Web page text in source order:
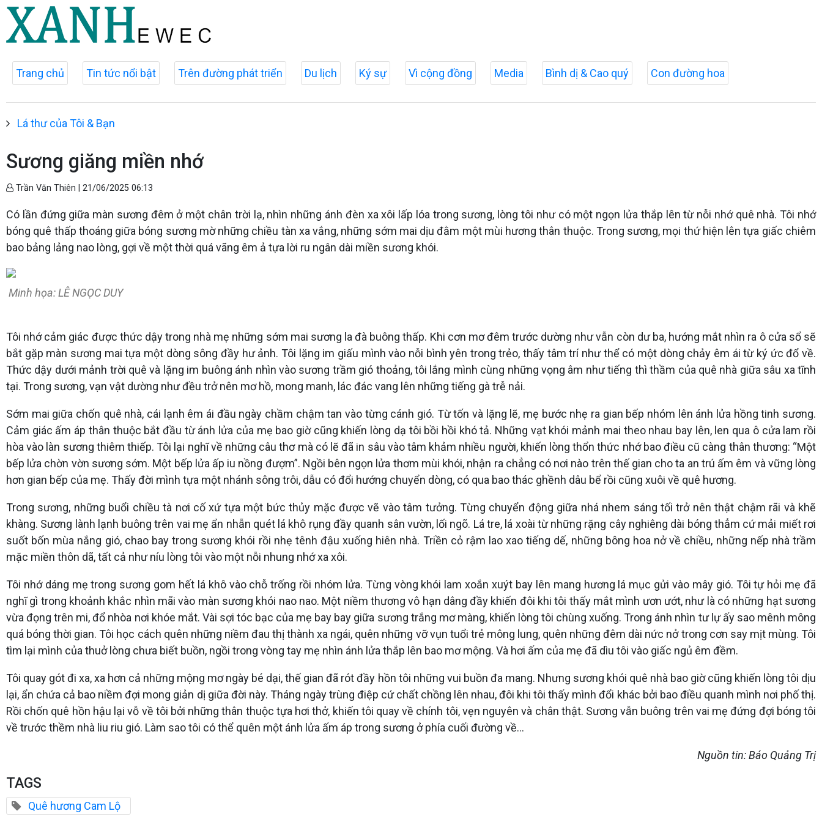
Trang chủ Tin tức nổi bật Trên đường phát triển Du lịch Ký sự Vì cộng đồng Media Bình dị & Cao quý Con đường hoa
Lá thư của Tôi & Bạn
Sương giăng miền nhớ
Trần Văn Thiên | 21/06/2025 06:13
Có lần đứng giữa màn sương đêm ở một chân trời lạ, nhìn những ánh đèn xa xôi lấp lóa trong sương, lòng tôi như có một ngọn lửa thắp lên từ nỗi nhớ quê nhà. Tôi nhớ
bóng quê thấp thoáng giữa bóng sương mờ những chiều tàn xa vắng, những sớm mai dịu đằm một mùi hương thân thuộc. Trong sương, mọi thứ hiện lên tựa giấc chiêm
bao bảng lảng nao lòng, gợi về một thời quá vãng êm ả tựa lời ru ngân dài miền sương khói.
Minh họa: LÊ NGỌC DUY
Tôi nhớ cảm giác được thức dậy trong nhà mẹ những sớm mai sương la đà buông thấp. Khi cơn mơ đêm trước dường như vẫn còn dư ba, hướng mắt nhìn ra ô cửa sổ sẽ
bắt gặp màn sương mai tựa một dòng sông đầy hư ảnh. Tôi lặng im giấu mình vào nỗi bình yên trong trẻo, thấy tâm trí như thể có một dòng chảy êm ái từ ký ức đổ về.
Thức dậy dưới mảnh trời quê và lặng im buông ánh nhìn vào sương trầm gió thoảng, tôi lắng mình cùng những vọng âm như tiếng thì thầm của quê nhà giữa sâu xa tĩnh
tại. Trong sương, vạn vật dường như đều trở nên mơ hồ, mong manh, lác đác vang lên những tiếng gà trễ nải.
Sớm mai giữa chốn quê nhà, cái lạnh êm ái đầu ngày chầm chậm tan vào từng cánh gió. Từ tốn và lặng lẽ, mẹ bước nhẹ ra gian bếp nhóm lên ánh lửa hồng tinh sương.
Cảm giác ấm áp thân thuộc bắt đầu từ ánh lửa của mẹ bao giờ cũng khiến lòng dạ tôi bồi hồi khó tả. Những vạt khói mảnh mai theo nhau bay lên, len qua ô cửa lam rồi
hòa vào làn sương thiêm thiếp. Tôi lại nghĩ về những câu thơ mà có lẽ đã in sâu vào tâm khảm nhiều người, khiến lòng thổn thức nhớ bao điều cũ càng thân thương: “Một
bếp lửa chờn vờn sương sớm. Một bếp lửa ấp iu nồng đượm”. Ngồi bên ngọn lửa thơm mùi khói, nhận ra chẳng có nơi nào trên thế gian cho ta an trú ấm êm và vững lòng
hơn gian bếp của mẹ. Thấy đời mình tựa một nhánh sông trôi, dẫu có đổi hướng chuyển dòng, có qua bao thác ghềnh dâu bể rồi cũng xuôi về quê hương.
Trong sương, những buổi chiều tà nơi cố xứ tựa một bức thủy mặc được vẽ vào tâm tưởng. Từng chuyển động giữa nhá nhem sáng tối trở nên thật chậm rãi và khẽ
khàng. Sương lành lạnh buông trên vai mẹ ẩn nhẫn quét lá khô rụng đầy quanh sân vườn, lối ngõ. Lá tre, lá xoài từ những rặng cây nghiêng dài bóng thẳm cứ mải miết rơi
suốt bốn mùa nắng gió, chao bay trong sương khói rồi nhẹ tênh đậu xuống hiên nhà. Triền cỏ rậm lao xao tiếng dế, những bông hoa nở về chiều, những nếp nhà trầm
mặc miền thôn dã, tất cả như níu lòng tôi vào một nỗi nhung nhớ xa xôi.
Tôi nhớ dáng mẹ trong sương gom hết lá khô vào chỗ trống rồi nhóm lửa. Từng vòng khói lam xoắn xuýt bay lên mang hương lá mục gửi vào mây gió. Tôi tự hỏi mẹ đã
nghĩ gì trong khoảnh khắc nhìn mãi vào màn sương khói nao nao. Một niềm thương vô hạn dâng đầy khiến đôi khi tôi thấy mắt mình ươn ướt, như là có những hạt sương
vừa đọng trên mi, đổ nhòa nơi khóe mắt. Vài sợi tóc bạc của mẹ bay bay giữa sương trắng mơ màng, khiến lòng tôi chùng xuống. Trong ánh nhìn tư lự ấy sao mênh mông
quá bóng thời gian. Tôi học cách quên những niềm đau thị thành xa ngái, quên những vỡ vụn tuổi trẻ mông lung, quên những đêm dài nức nở trong cơn say mịt mùng. Tôi
tìm lại mình của thuở lòng chưa biết buồn, ngồi trong vòng tay mẹ nhìn ánh lửa thắp lên bao mơ mộng. Và hơi ấm của mẹ đã dìu tôi vào giấc ngủ êm đềm.
Tôi quay gót đi xa, xa hơn cả những mộng mơ ngày bé dại, thế gian đã rót đầy hồn tôi những vui buồn đa mang. Nhưng sương khói quê nhà bao giờ cũng khiến lòng tôi dịu
lại, ẩn chứa cả bao niềm đợi mong giản dị giữa đời này. Tháng ngày trùng điệp cứ chất chồng lên nhau, đôi khi tôi thấy mình đổi khác bởi bao điều quanh mình nơi phố thị.
Rồi chốn quê hồn hậu lại vỗ về tôi bởi những thân thuộc tựa hơi thở, khiến tôi quay về chính tôi, vẹn nguyên và chân thật. Sương vẫn buông trên vai mẹ đứng đợi bóng tôi
về trước thềm nhà liu riu gió. Làm sao tôi có thể quên một ánh lửa ấm áp trong sương ở phía cuối đường về...
Nguồn tin: Báo Quảng Trị
TAGS
Quê hương Cam Lộ